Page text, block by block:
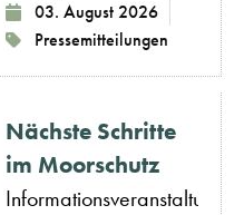
03. August 2026
Pressemitteilungen
Nächste Schritte
im Moorschutz
Informationsveranstaltung